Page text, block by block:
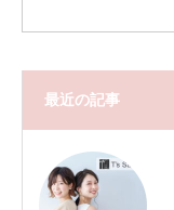
最近の記事